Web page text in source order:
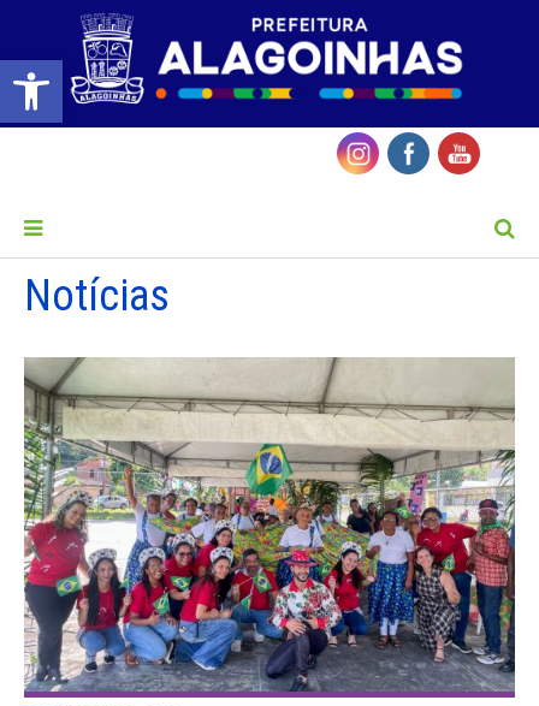
Barra de Ferramentas Aberta
Notícias